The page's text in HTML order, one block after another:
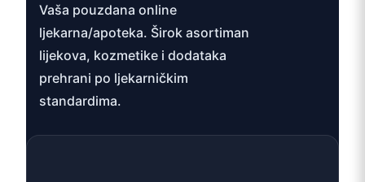
Vaša pouzdana online
ljekarna/apoteka. Širok asortiman
lijekova, kozmetike i dodataka
prehrani po ljekarničkim
standardima.